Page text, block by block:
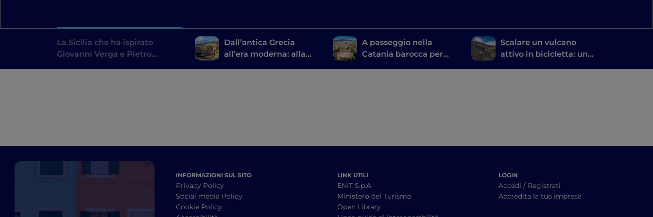
La Sicilia che ha ispirato
Giovanni Verga e Pietro
Dall’antica Grecia
all’era moderna: alla
A passeggio nella
Catania barocca per
Scalare un vulcano
attivo in bicicletta: un
INFORMAZIONI SUL SITO
Privacy Policy
Social media Policy
Cookie Policy
LINK UTILI
ENIT S.p.A.
Ministero del Turismo
Open Library
LOGIN
Accedi / Registrati
Accredita la tua impresa